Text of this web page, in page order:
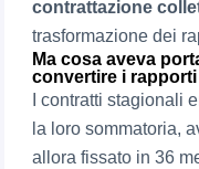
contrattazione
trasformazione dei
Ma cosa aveva
convertire i
I contratti stagionali
la loro sommatoria,
allora fissato in 36